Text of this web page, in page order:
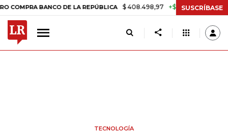
BANCO DE LA REPÚBLICA $ 408.498,97 +$ 8.753,81 +2,19%
SUSCRÍBASE
TECNOLOGÍA